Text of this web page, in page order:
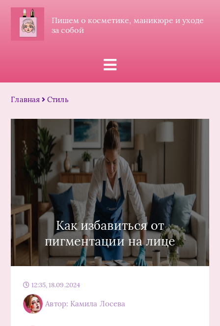
Пишем о косметике, маникюре и уходе
за собой
Главная Стиль
Как избавиться от
пигментации на лице
12:35, 18.09.2024
Автор: Камила Лосева